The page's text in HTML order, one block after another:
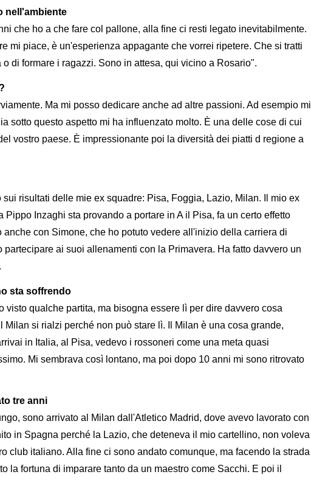
nell'ambiente
che ho a che fare col pallone, alla fine ci resti legato inevitabilmente.
mi piace, è un'esperienza appagante che vorrei ripetere. Che si tratti
di formare i ragazzi. Sono in attesa, qui vicino a Rosario".
Ma mi posso dedicare anche ad altre passioni. Ad esempio mi
sotto questo aspetto mi ha influenzato molto. È una delle cose di cui
vostro paese. È impressionante poi la diversità dei piatti d regione a
sui risultati delle mie ex squadre: Pisa, Foggia, Lazio, Milan. Il mio ex
Pippo Inzaghi sta provando a portare in A il Pisa, fa un certo effetto
anche con Simone, che ho potuto vedere all'inizio della carriera di
partecipare ai suoi allenamenti con la Primavera. Ha fatto davvero un
sta soffrendo
visto qualche partita, ma bisogna essere lì per dire davvero cosa
Milan si rialzi perché non può stare lì. Il Milan è una cosa grande,
in Italia, al Pisa, vedevo i rossoneri come una meta quasi
Mi sembrava così lontano, ma poi dopo 10 anni mi sono ritrovato
tre anni
sono arrivato al Milan dall'Atletico Madrid, dove avevo lavorato con
in Spagna perché la Lazio, che deteneva il mio cartellino, non voleva
club italiano. Alla fine ci sono andato comunque, ma facendo la strada
la fortuna di imparare tanto da un maestro come Sacchi. E poi il